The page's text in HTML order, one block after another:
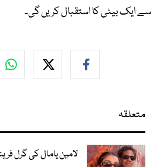
سے ایک بیٹی کا استقبال کریں گی۔
متعلقہ
لامین یامال کی گرل